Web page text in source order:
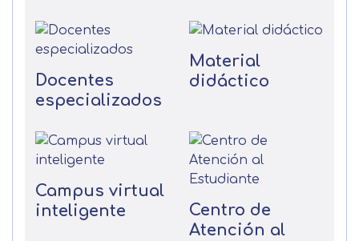
Docentes
especializados
Material
didáctico
Campus virtual
inteligente
Centro de
Atención al